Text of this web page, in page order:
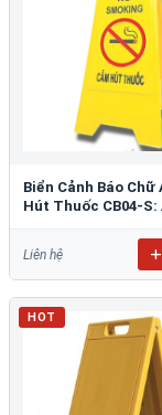
Biển Cảnh Báo Chữ
Hút Thuốc CB04-S:
Liên hệ
HOT